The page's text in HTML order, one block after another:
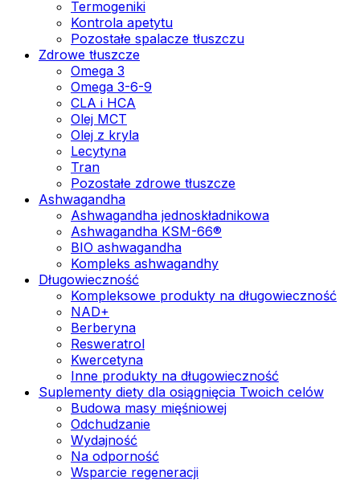
Termogeniki
Kontrola apetytu
Pozostałe spalacze tłuszczu
Zdrowe tłuszcze
Omega 3
Omega 3-6-9
CLA i HCA
Olej MCT
Olej z kryla
Lecytyna
Tran
Pozostałe zdrowe tłuszcze
Ashwagandha
Ashwagandha jednoskładnikowa
Ashwagandha KSM-66®
BIO ashwagandha
Kompleks ashwagandhy
Długowieczność
Kompleksowe produkty na długowieczność
NAD+
Berberyna
Resweratrol
Kwercetyna
Inne produkty na długowieczność
Suplementy diety dla osiągnięcia Twoich celów
Budowa masy mięśniowej
Odchudzanie
Wydajność
Na odporność
Wsparcie regeneracji